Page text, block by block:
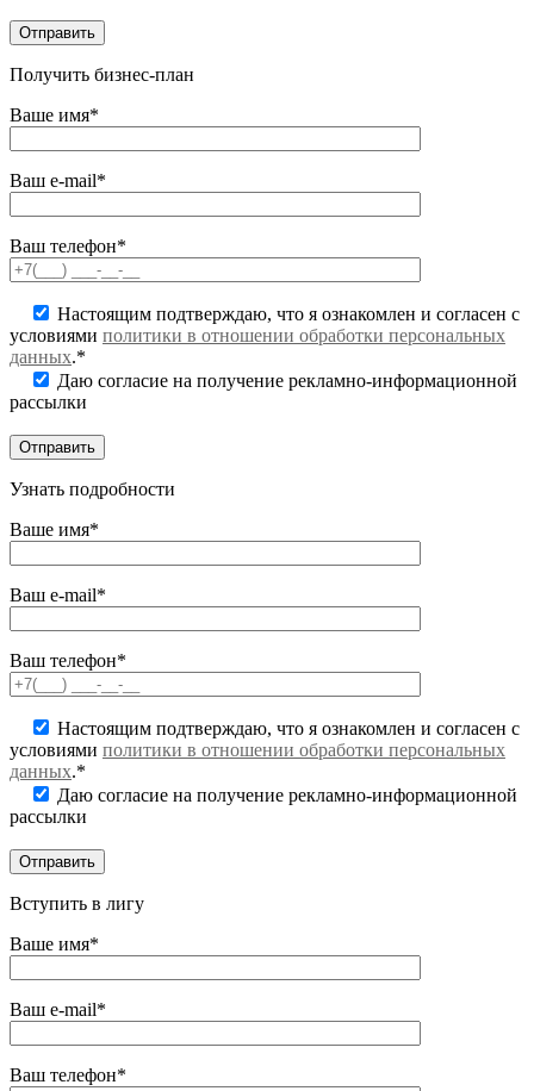
Получить бизнес-план
Ваше имя*
Ваш e-mail*
Ваш телефон*
Настоящим подтверждаю, что я ознакомлен и согласен с
условиями политики в отношении обработки персональных
данных.*
Даю согласие на получение рекламно-информационной
рассылки
Узнать подробности
Ваше имя*
Ваш e-mail*
Ваш телефон*
Настоящим подтверждаю, что я ознакомлен и согласен с
условиями политики в отношении обработки персональных
данных.*
Даю согласие на получение рекламно-информационной
рассылки
Вступить в лигу
Ваше имя*
Ваш e-mail*
Ваш телефон*